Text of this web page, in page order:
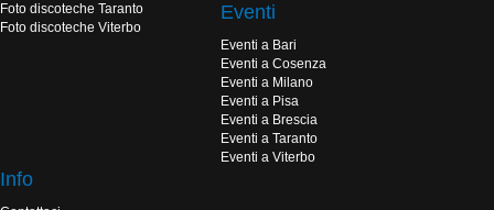
Foto discoteche Taranto
Foto discoteche Viterbo
Eventi
Eventi a Bari
Eventi a Cosenza
Eventi a Milano
Eventi a Pisa
Eventi a Brescia
Eventi a Taranto
Eventi a Viterbo
Info